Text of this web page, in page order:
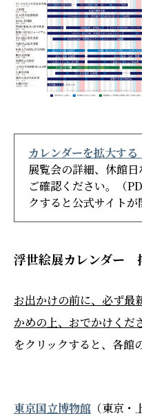
カレンダーを拡大する
展覧会の詳細、休館
ご確認ください。（
クすると公式サイトが
浮世絵展カレンダー
お出かけの前に、必ず最
かめの上、おでかけくだ
をクリックすると、各館
東京国立博物館 （東京・